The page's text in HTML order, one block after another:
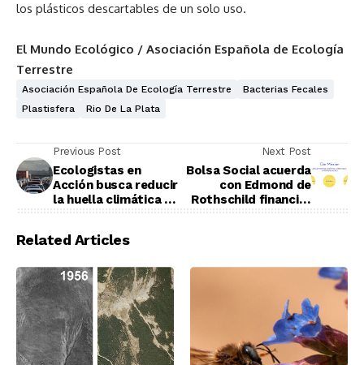
los plásticos descartables de un solo uso.
El Mundo Ecológico / Asociación Española de Ecología
Terrestre
Asociación Española De Ecología Terrestre
Bacterias Fecales
Plastisfera
Rio De La Plata
Previous Post
Ecologistas en
Acción busca reducir
la huella climática de
Next Post
Bolsa Social acuerda
con Edmond de
Rothschild financiar
Related Articles